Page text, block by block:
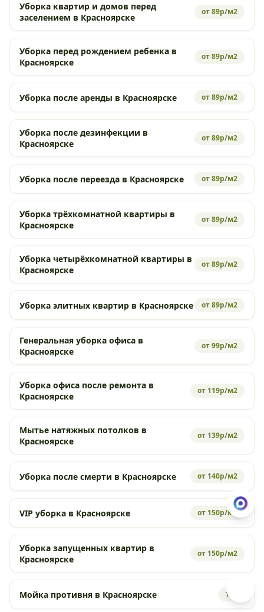
Уборка квартир и домов перед
заселением в Красноярске
от 89р/м2
Уборка перед рождением ребенка в
Красноярске
от 89р/м2
Уборка после аренды в Красноярске от 89р/м2
Уборка после дезинфекции в
Красноярске
от 89р/м2
Уборка после переезда в Красноярске от 89р/м2
Уборка трёхкомнатной квартиры в
Красноярске
от 89р/м2
Уборка четырёхкомнатной квартиры в
Красноярске
от 89р/м2
Уборка элитных квартир в Красноярске от 89р/м2
Генеральная уборка офиса в
Красноярске
от 99р/м2
Уборка офиса после ремонта в
Красноярске
от 119р/м2
Мытье натяжных потолков в
Красноярске
от 139р/м2
Уборка после смерти в Красноярске от 140р/м2
VIP уборка в Красноярске от 150р/м2
Уборка запущенных квартир в
Красноярске
от 150р/м2
Мойка противня в Красноярске 190